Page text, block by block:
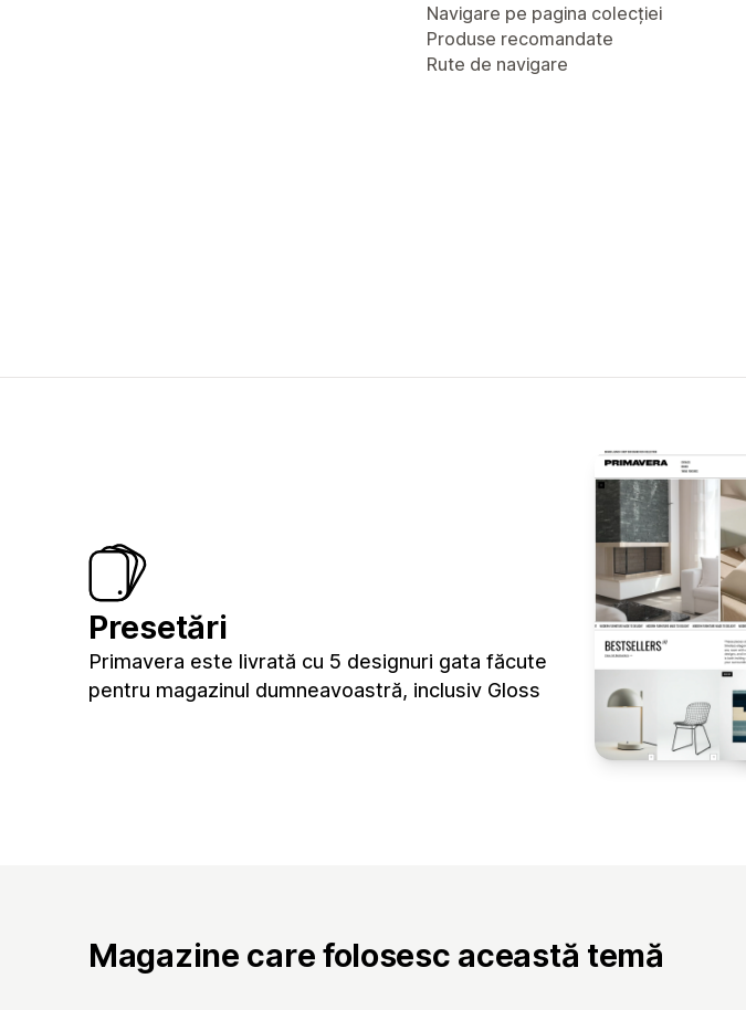
Navigare pe pagina colecției
Produse recomandate
Rute de navigare
Presetări
Primavera este livrată cu 5 designuri gata făcute
pentru magazinul dumneavoastră, inclusiv Gloss
Magazine care folosesc această temă